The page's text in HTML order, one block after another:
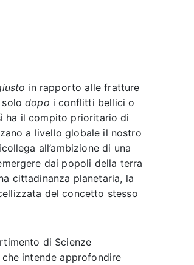
in rapporto alle fratture
solodopo i conflitti bellici o
ha il compito prioritario di
a livello globale il nostro
all’ambizione di una
dai popoli della terra
cittadinanza planetaria, la
del concetto stesso
di Scienze
che intende approfondire